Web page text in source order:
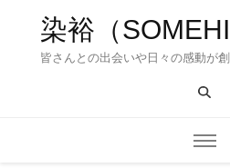
染裕（
皆さんとの出会いや日々の感動が創